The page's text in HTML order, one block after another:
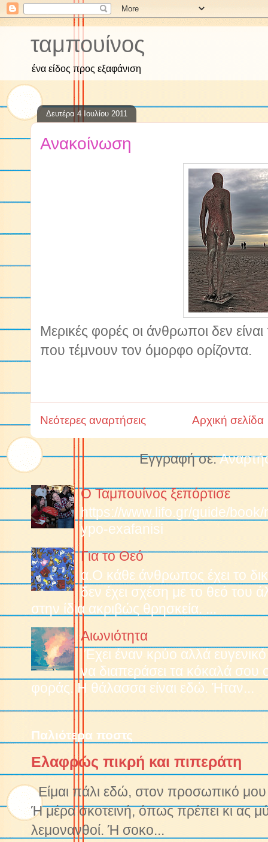
ταμπουίνος
ένα είδος προς εξαφάνιση
Δευτέρα 4 Ιουλίου 2011
Ανακοίνωση
Μερικές φορές οι άνθρωποι δεν είναι
που τέμνουν τον όμορφο ορίζοντα.
Νεότερες αναρτήσεις Αρχική σελίδα
Εγγραφή σε:
Ο Ταμπουίνος ξεπόρτισε
https://www.lifo.gr/guide/
ypo-exafanisi
Για το Θεό
α.O κάθε άνθρωπος έχει το
δεν έχει σχέση με το θεό του
στην ίδια ακριβώς θρησκεία. ...
Αιωνιότητα
Έχει έναν κρύο αλλά
να διαπεράσει τα κόκαλά
φοράς. Η θάλασσα είναι εδώ. Ήταν...
Παλιότερα ποστς
Ελαφρώς πικρή και πιπεράτη
Είμαι πάλι εδώ, στον προσωπικό μου
Ή μέρα σκοτεινή, όπως πρέπει κι ας
λεμονανθοί. Ή σοκο...